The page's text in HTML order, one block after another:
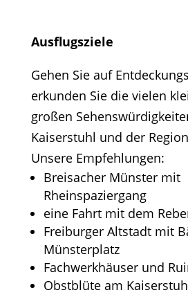
Ausflugsziele
Gehen Sie auf
erkunden Sie die vielen
großen
Kaiserstuhl und der
Unsere Empfehlungen:
Breisacher Münster mit
Rheinspaziergang
eine Fahrt mit dem
Freiburger Altstadt mit
Münsterplatz
Fachwerkhäuser und
Obstblüte am